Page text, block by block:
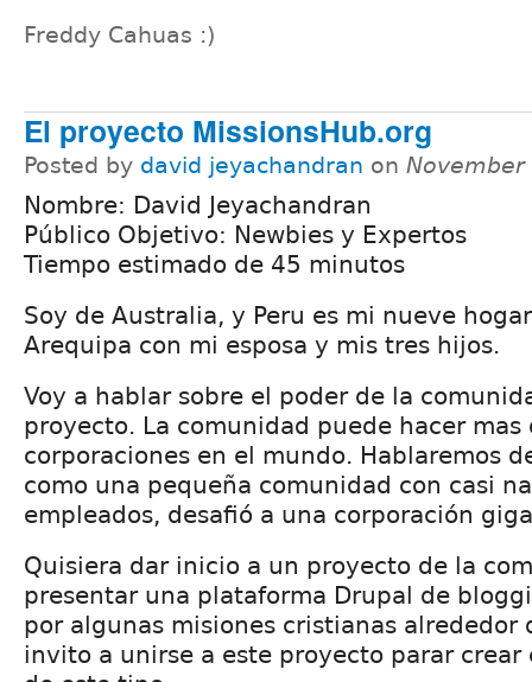
Freddy Cahuas :)
El proyecto MissionsHub.org
Posted by david jeyachandran on
Nombre: David Jeyachandran
Público Objetivo: Newbies y Expertos
Tiempo estimado de 45 minutos
Soy de Australia, y Peru es mi nueve
Arequipa con mi esposa y mis tres hijos.
Voy a hablar sobre el poder de la
proyecto. La comunidad puede hacer mas
corporaciones en el mundo. Hablaremos
como una pequeña comunidad con casi
empleados, desafió a una corporación
Quisiera dar inicio a un proyecto de la
presentar una plataforma Drupal de
por algunas misiones cristianas alrededor
invito a unirse a este proyecto parar crear